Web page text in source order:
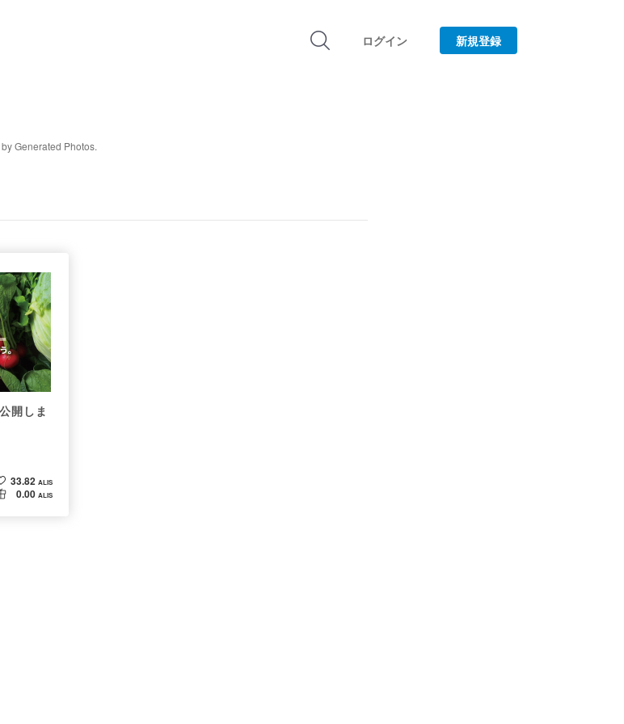
ログイン 新規登録
Generated Photos.
開しま
33.82 ALIS
0.00 ALIS